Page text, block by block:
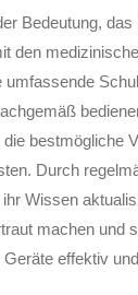
Bedeutung, das
den
bestmögliche
Durch
Wissen
machen und
effektiv